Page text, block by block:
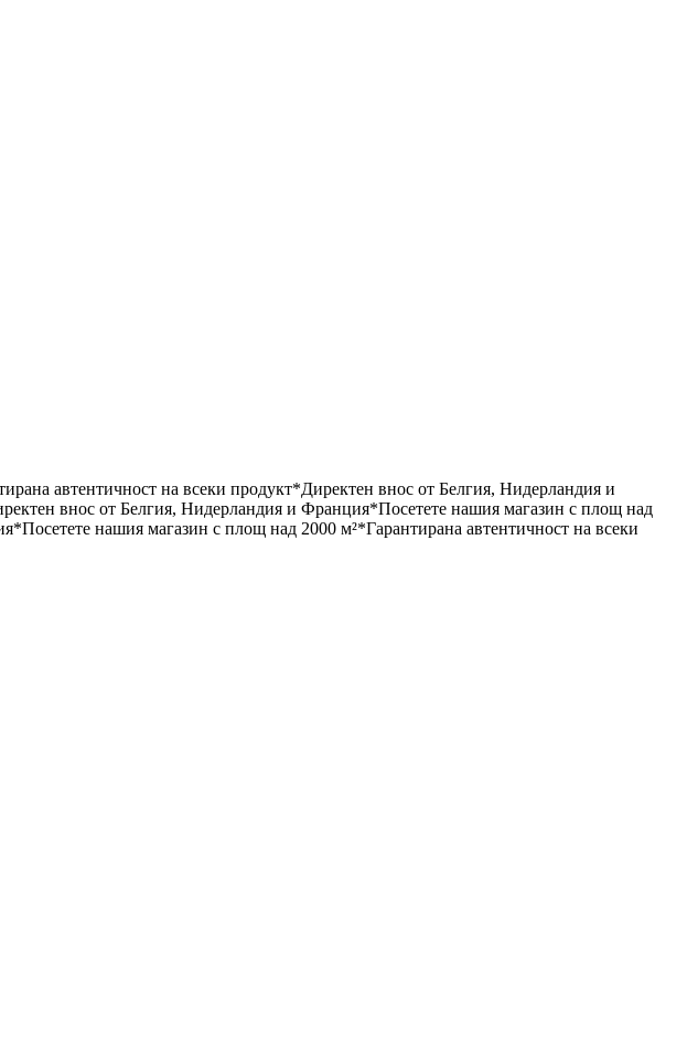
автентичност на всеки продукт*Директен внос от Белгия, Нидерландия и
внос от Белгия, Нидерландия и Франция*Посетете нашия магазин с площ над
*Посетете нашия магазин с площ над 2000 м²*Гарантирана автентичност на всеки